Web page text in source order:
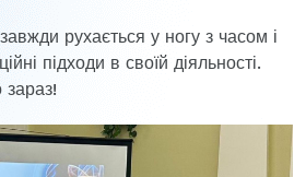
рухається у ногу з часом і
підходи в своїй діяльності.
зараз!